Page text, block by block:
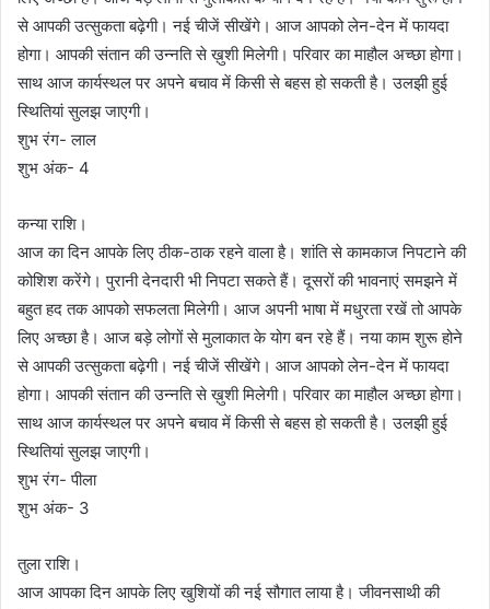
से आपकी उत्सुकता बढ़ेगी। नई चीजें सीखेंगे। आज आपको लेन-देन में फायदा
होगा। आपकी संतान की उन्नति से ख़ुशी मिलेगी। परिवार का माहौल अच्छा होगा।
साथ आज कार्यस्थल पर अपने बचाव में किसी से बहस हो सकती है। उलझी हुई
स्थितियां सुलझ जाएगी।
शुभ रंग- लाल
शुभ अंक- 4
कन्या राशि।
आज का दिन आपके लिए ठीक-ठाक रहने वाला है। शांति से कामकाज निपटाने की
कोशिश करेंगे। पुरानी देनदारी भी निपटा सकते हैं। दूसरों की भावनाएं समझने में
बहुत हद तक आपको सफलता मिलेगी। आज अपनी भाषा में मधुरता रखें तो आपके
लिए अच्छा है। आज बड़े लोगों से मुलाकात के योग बन रहे हैं। नया काम शुरू होने
से आपकी उत्सुकता बढ़ेगी। नई चीजें सीखेंगे। आज आपको लेन-देन में फायदा
होगा। आपकी संतान की उन्नति से ख़ुशी मिलेगी। परिवार का माहौल अच्छा होगा।
साथ आज कार्यस्थल पर अपने बचाव में किसी से बहस हो सकती है। उलझी हुई
स्थितियां सुलझ जाएगी।
शुभ रंग- पीला
शुभ अंक- 3
तुला राशि।
आज आपका दिन आपके लिए खुशियों की नई सौगात लाया है। जीवनसाथी की